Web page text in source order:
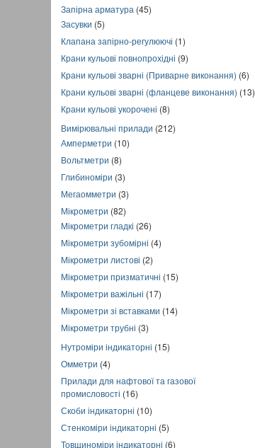
Запірна арматура (45)
Засувки (5)
Клапана запірно-регулюючі (1)
Крани кульові повнопрохідні (9)
Крани кульові зварні (Приварне виконання) (6)
Крани кульові зварні (фланцеве виконання) (13)
Крани кульові укорочені (8)
Вимірювальні прилади (212)
Амперметри (10)
Вольтметри (8)
Глибиноміри (3)
Мегаомметри (3)
Мікрометри (82)
Мікрометри гладкі (26)
Мікрометри зубомірні (4)
Мікрометри листові (2)
Мікрометри призматичні (15)
Мікрометри важільні (17)
Мікрометри зі вставками (14)
Мікрометри трубні (3)
Нутроміри індикаторні (15)
Омметри (4)
Прилади для нафтової та газової
промисловості (16)
Скоби індикаторні (10)
Стенкоміри індикаторні (5)
Товщиноміри індикаторні (6)